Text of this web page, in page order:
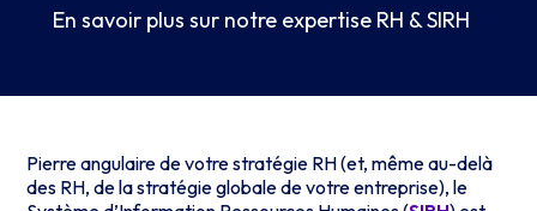
En savoir plus sur notre expertise RH & SIRH
Pierre angulaire de votre stratégie RH (et, même au-delà
des RH, de la stratégie globale de votre entreprise), le